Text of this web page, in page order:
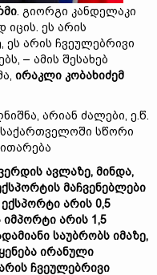
. გიორგი კანდელაკი
იცის. ეს არის
არის ჩვეულებრივი
– ამის შესახებ
ირაკლი კობახიძემ
არიან ძალები, ე.წ.
სწორი
ავლაზე, მინდა,
მაჩვენებლები
არის 0,5
არის 1,5
საუბრობს იმაზე,
ირანული
ჩვეულებრივი